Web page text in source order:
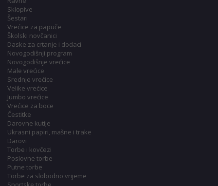
Sklopive
Šestari
Vrećice za papuče
Školski novčanici
Daske za crtanje i dodaci
Novogodišnji program
Novogodišnje vrećice
Male vrećice
Srednje vrećice
Velike vrećice
Jumbo vrećice
Vrećice za boce
Čestitke
Darovne kutije
Ukrasni papiri, mašne i trake
Darovi
Torbe i kovčezi
Poslovne torbe
Putne torbe
Torbe za slobodno vrijeme